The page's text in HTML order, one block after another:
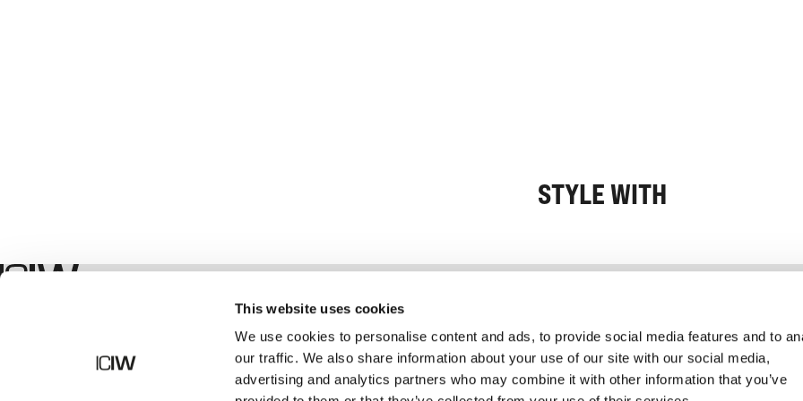
This website uses cookies
We use cookies to personalise content and ads, to provide social media features and to
our traffic. We also share information about your use of our site with our social media,
advertising and analytics partners who may combine it with other information that you’ve
STYLE WITH